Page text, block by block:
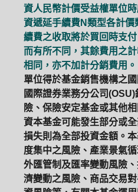
資人民幣計價受益權單位
資遞延手續費N類型各計
續費之收取將於買回時支
而有所不同，其餘費用之
相同，亦不加計分銷費用。
單位得於基金銷售機構之
國際證券業務分公司
險、保險安定基金或其他
資本基金可能發生部分或
損失則為全部投資金額。
度集中之風險、產業景氣
外匯管制及匯率變動風險
濟變動之風險、商品交易